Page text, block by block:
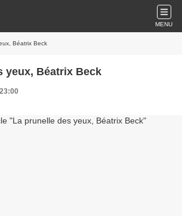
MENU
Béatrix Beck
yeux, Béatrix Beck